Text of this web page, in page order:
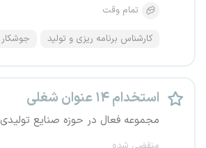
تمام وقت
کارشناس برنامه ریزی و تولید جوشکار
استخدام ۱۴ عنوان شغلی
مجموعه فعال در حوزه صنایع تولیدی